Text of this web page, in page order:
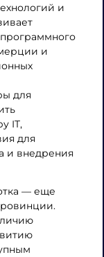
и
и
для
IT,
для
и внедрения
— еще